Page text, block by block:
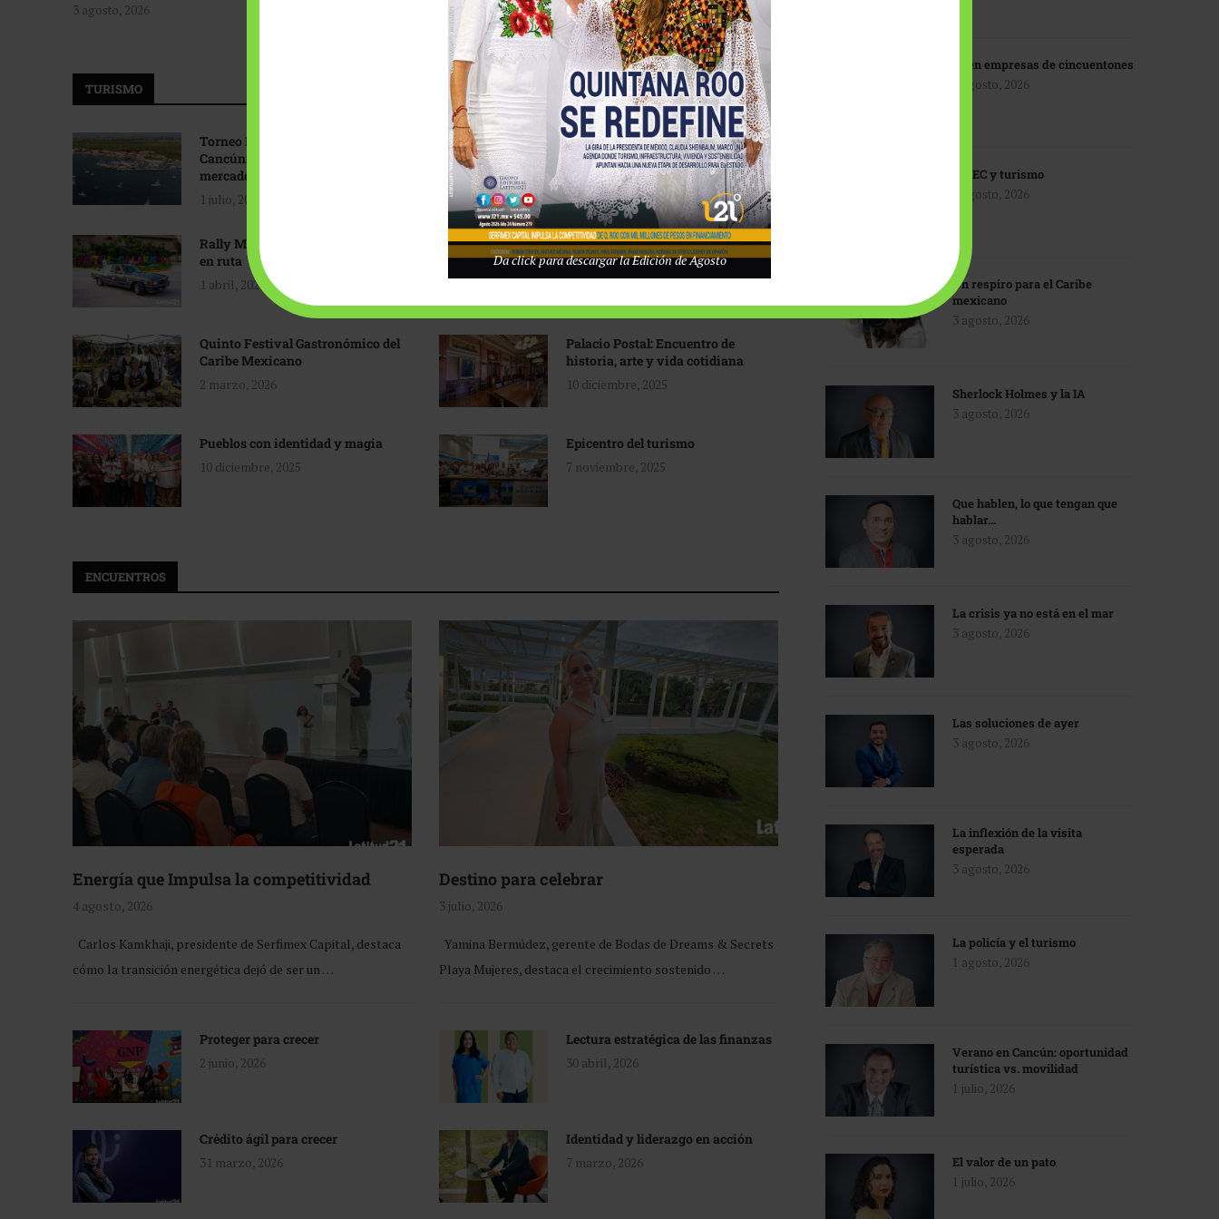
3 agosto, 2026
Tecnológico de Monterrey
3 agosto, 2026
TURISMO
Torneo Internacional de Pesca
Cancún: Navegando hacia nuevos
mercados
1 julio, 2026
Promoción turística con visión
1 abril, 2026
Rally Maya: Herencia automotriz
en ruta
1 abril, 2026
Industria global en
reconfiguración
31 marzo, 2026
Quinto Festival Gastronómico del
Caribe Mexicano
2 marzo, 2026
Palacio Postal: Encuentro de
historia, arte y vida cotidiana
10 diciembre, 2025
Pueblos con identidad y magia
10 diciembre, 2025
Epicentro del turismo
7 noviembre, 2025
ENCUENTROS
Energía que Impulsa la competitividad
4 agosto, 2026
Carlos Kamkhaji, presidente de Serfimex Capital, destaca
cómo la transición energética dejó de ser un …
Destino para celebrar
3 julio, 2026
Yamina Bermúdez, gerente de Bodas de Dreams & Secrets
Playa Mujeres, destaca el crecimiento sostenido …
Proteger para crecer
2 junio, 2026
Lectura estratégica de las finanzas
30 abril, 2026
Crédito ágil para crecer
31 marzo, 2026
Identidad y liderazgo en acción
7 marzo, 2026
IA en empresas de cincuentones
3 agosto, 2026
TMEC y turismo
3 agosto, 2026
Un respiro para el Caribe
mexicano
3 agosto, 2026
Sherlock Holmes y la IA
3 agosto, 2026
Que hablen, lo que tengan que
hablar…
3 agosto, 2026
La crisis ya no está en el mar
3 agosto, 2026
Las soluciones de ayer
3 agosto, 2026
La inflexión de la visita
esperada
3 agosto, 2026
La policía y el turismo
1 agosto, 2026
Verano en Cancún: oportunidad
turística vs. movilidad
1 julio, 2026
El valor de un pato
1 julio, 2026
Da click para descargar la Edición de Agosto